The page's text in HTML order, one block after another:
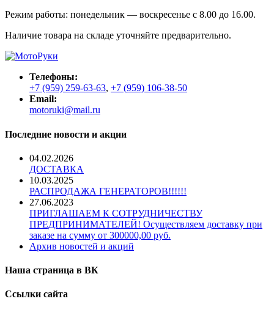
Режим работы: понедельник — воскресенье с 8.00 до 16.00.
Наличие товара на складе уточняйте предварительно.
Телефоны:
+7 (959) 259-63-63, +7 (959) 106-38-50
Email:
motoruki@mail.ru
Последние новости и акции
04.02.2026
ДОСТАВКА
10.03.2025
РАСПРОДАЖА ГЕНЕРАТОРОВ!!!!!!
27.06.2023
ПРИГЛАШАЕМ К СОТРУДНИЧЕСТВУ
ПРЕДПРИНИМАТЕЛЕЙ! Осуществляем доставку при
заказе на сумму от 300000,00 руб.
Архив новостей и акций
Наша страница в ВК
Ссылки сайта